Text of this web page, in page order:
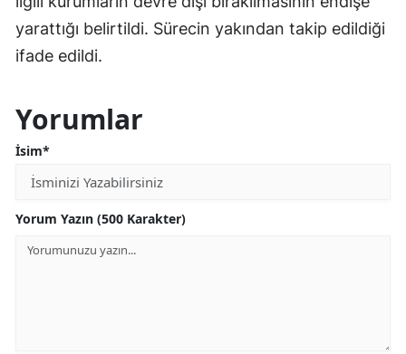
yarattığı belirtildi. Sürecin yakından takip edildiği
ifade edildi.
Yorumlar
İsim*
Yorum Yazın (500 Karakter)